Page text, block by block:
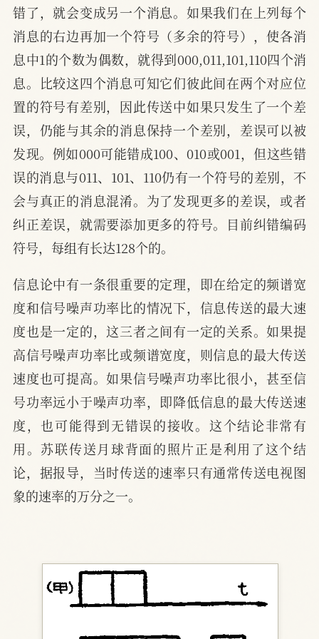
错了，就会变成另一个消息。如果我们在上列每个
消息的右边再加一个符号（多余的符号），使各消
息中1的个数为偶数，就得到000,011,101,110四个消
息。比较这四个消息可知它们彼此间在两个对应位
置的符号有差别，因此传送中如果只发生了一个差
误，仍能与其余的消息保持一个差别，差误可以被
发现。例如000可能错成100、010或001，但这些错
误的消息与011、101、110仍有一个符号的差别，不
会与真正的消息混淆。为了发现更多的差误，或者
纠正差误，就需要添加更多的符号。目前纠错编码
符号，每组有长达128个的。
信息论中有一条很重要的定理，即在给定的频谱宽
度和信号噪声功率比的情况下，信息传送的最大速
度也是一定的，这三者之间有一定的关系。如果提
高信号噪声功率比或频谱宽度，则信息的最大传送
速度也可提高。如果信号噪声功率比很小，甚至信
号功率远小于噪声功率，即降低信息的最大传送速
度，也可能得到无错误的接收。这个结论非常有
用。苏联传送月球背面的照片正是利用了这个结
论，据报导，当时传送的速率只有通常传送电视图
象的速率的万分之一。